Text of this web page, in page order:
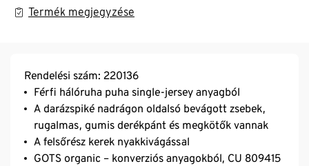
Termék megjegyzése
Rendelési szám: 220136
Férfi hálóruha puha single-jersey anyagból
A darázspiké nadrágon oldalsó bevágott zsebek,
rugalmas, gumis derékpánt és megkötők vannak
A felsőrész kerek nyakkivágással
GOTS organic – konverziós anyagokból, CU 809415